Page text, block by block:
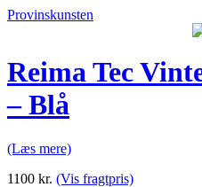
Provinskunsten
Reima Tec
– Blå
(Læs mere)
1100 kr. (Vis fragtpris)